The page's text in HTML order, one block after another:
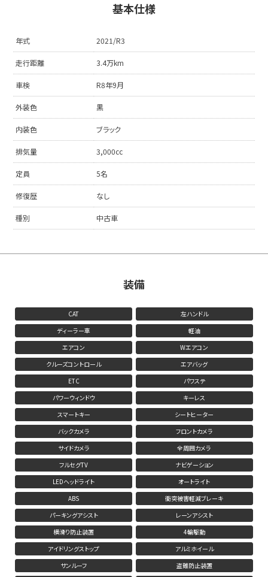
基本仕様
年式 2021/R3
走行距離 3.4万km
車検 R8年9月
外装色 黒
内装色 ブラック
排気量 3,000cc
定員 5名
修復歴 なし
種別 中古車
装備
CAT
左ハンドル
ディーラー車
軽油
エアコン
Wエアコン
クルーズコントロール
エアバッグ
ETC
パワステ
パワーウィンドウ
キーレス
スマートキー
シートヒーター
バックカメラ
フロントカメラ
サイドカメラ
全周囲カメラ
フルセグTV
ナビゲーション
LEDヘッドライト
オートライト
ABS
衝突被害軽減ブレーキ
パーキングアシスト
レーンアシスト
横滑り防止装置
4輪駆動
アイドリングストップ
アルミホイール
サンルーフ
盗難防止装置